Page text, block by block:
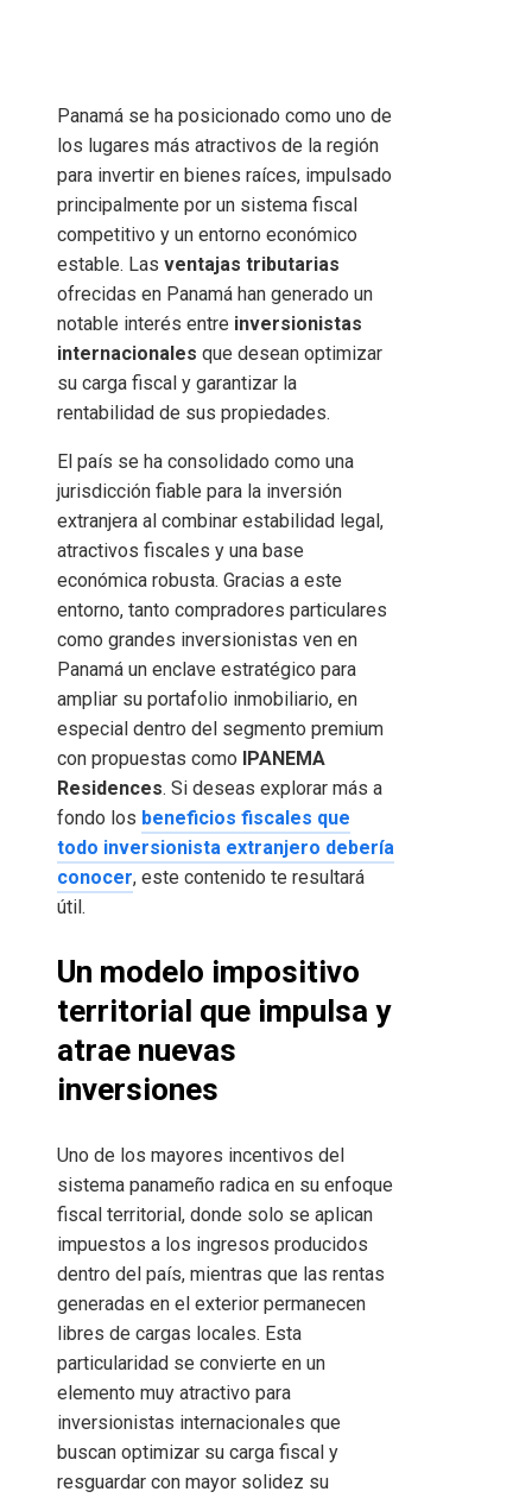
Panamá se ha posicionado como uno de
los lugares más atractivos de la región
para invertir en bienes raíces, impulsado
principalmente por un sistema fiscal
competitivo y un entorno económico
estable. Las ventajas tributarias
ofrecidas en Panamá han generado un
notable interés entre inversionistas
internacionales que desean optimizar
su carga fiscal y garantizar la
rentabilidad de sus propiedades.
El país se ha consolidado como una
jurisdicción fiable para la inversión
extranjera al combinar estabilidad legal,
atractivos fiscales y una base
económica robusta. Gracias a este
entorno, tanto compradores particulares
como grandes inversionistas ven en
Panamá un enclave estratégico para
ampliar su portafolio inmobiliario, en
especial dentro del segmento premium
con propuestas como
IPANEMA
Residences. Si deseas explorar más a
fondo los beneficios fiscales que
todo inversionista extranjero debería
conocer, este contenido te resultará
útil.
Un modelo impositivo
territorial que impulsa y
atrae nuevas
inversiones
Uno de los mayores incentivos del
sistema panameño radica en su enfoque
fiscal territorial, donde solo se aplican
impuestos a los ingresos producidos
dentro del país, mientras que las rentas
generadas en el exterior permanecen
libres de cargas locales. Esta
particularidad se convierte en un
elemento muy atractivo para
inversionistas internacionales que
buscan optimizar su carga fiscal y
resguardar con mayor solidez su